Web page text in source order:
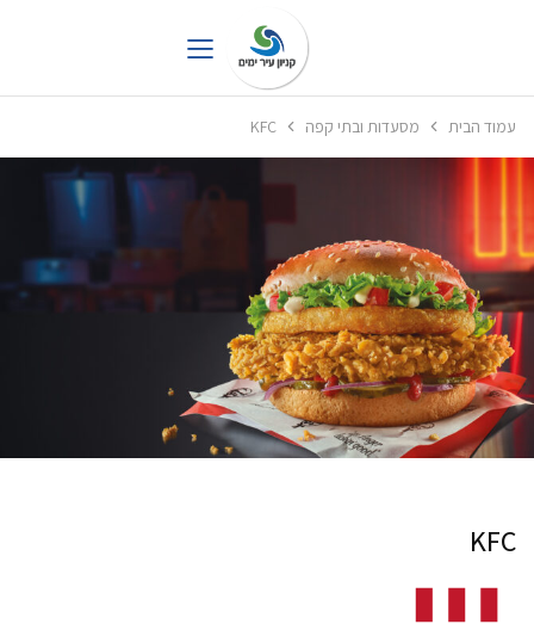
עמוד הבית מסעדות ובתי קפה KFC
KFC